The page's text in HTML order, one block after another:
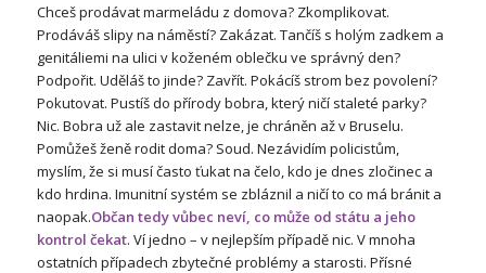
Chceš prodávat marmeládu z domova? Zkomplikovat.
Prodáváš slipy na náměstí? Zakázat. Tančíš s holým zadkem a
genitáliemi na ulici v koženém oblečku ve správný den?
Podpořit. Uděláš to jinde? Zavřít. Pokácíš strom bez povolení?
Pokutovat. Pustíš do přírody bobra, který ničí staleté parky?
Nic. Bobra už ale zastavit nelze, je chráněn až v Bruselu.
Pomůžeš ženě rodit doma? Soud. Nezávidím policistům,
myslím, že si musí často ťukat na čelo, kdo je dnes zločinec a
kdo hrdina. Imunitní systém se zbláznil a ničí to co má bránit a
naopak.Občan tedy vůbec neví, co může od státu a jeho
kontrol čekat. Ví jedno – v nejlepším případě nic. V mnoha
ostatních případech zbytečné problémy a starosti. Přísné